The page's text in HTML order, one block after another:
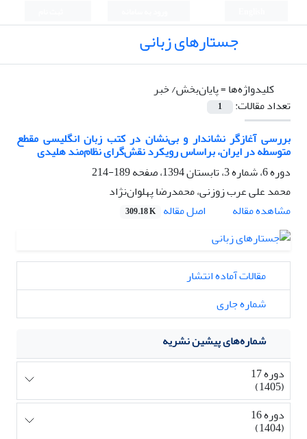
جستارهای زبانی
کلیدواژه‌ها =پایان‌بخش/ خبر
تعداد مقالات:
1
بررسی آغازگر نشاندار و بی‌نشان در کتب زبان انگلیسی مقطع
متوسطه در ایران، براساس رویکرد نقش‌گرای نظام‌مند هلیدی
دوره 6، شماره 3، تابستان 1394، صفحه
189-214
محمد علی عرب زوزنی، محمدرضا پهلوان‌نژاد
مشاهده مقاله
اصل مقاله 309.18 K
مقالات آماده انتشار
شماره جاری
شماره‌های پیشین نشریه
دوره 17
(1405)
دوره 16
(1404)